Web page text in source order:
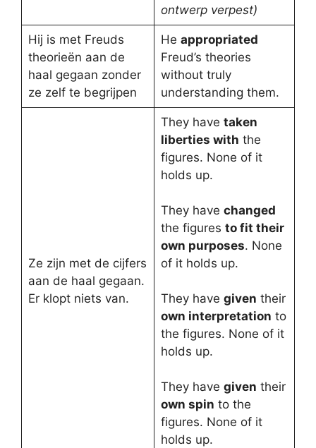
ontwerp verpest)
Hij is met Freuds
theorieën aan de
haal gegaan zonder
ze zelf te begrijpen
He appropriated
Freud’s theories
without truly
understanding them.
Ze zijn met de cijfers
aan de haal gegaan.
Er klopt niets van.
They have taken
liberties with the
figures. None of it
holds up.
They have changed
the figures to fit their
own purposes. None
of it holds up.
They have given their
own interpretation to
the figures. None of it
holds up.
They have given their
own spin to the
figures. None of it
holds up.